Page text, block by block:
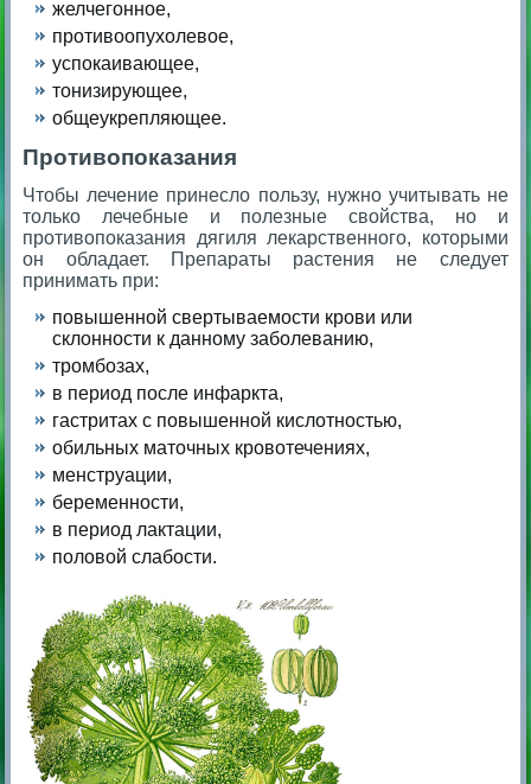
желчегонное,
противоопухолевое,
успокаивающее,
тонизирующее,
общеукрепляющее.
Противопоказания
Чтобы лечение принесло пользу, нужно учитывать не
только лечебные и полезные свойства, но и
противопоказания дягиля лекарственного, которыми
он обладает. Препараты растения не следует
принимать при:
повышенной свертываемости крови или
склонности к данному заболеванию,
тромбозах,
в период после инфаркта,
гастритах с повышенной кислотностью,
обильных маточных кровотечениях,
менструации,
беременности,
в период лактации,
половой слабости.